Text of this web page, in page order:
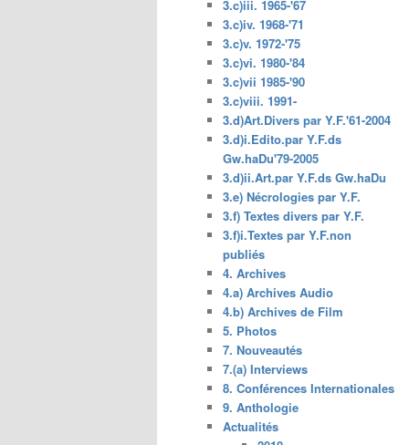
3.c)iii. 1965-'67
3.c)iv. 1968-'71
3.c)v. 1972-'75
3.c)vi. 1980-'84
3.c)vii 1985-'90
3.c)viii. 1991-
3.d)Art.Divers par Y.F.'61-2004
3.d)i.Edito.par Y.F.ds
Gw.haDu'79-2005
3.d)ii.Art.par Y.F.ds Gw.haDu
3.e) Nécrologies par Y.F.
3.f) Textes divers par Y.F.
3.f)i.Textes par Y.F.non
publiés
4. Archives
4.a) Archives Audio
4.b) Archives de Film
5. Photos
7. Nouveautés
7.(a) Interviews
8. Conférences Internationales
9. Anthologie
Actualités